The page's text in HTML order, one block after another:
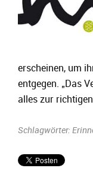
erscheinen, um
entgegen. „Das
alles zur
Schlagwörter: